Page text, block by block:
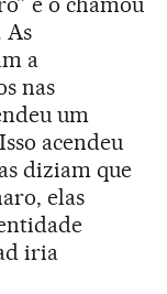
As
a
nas
um
acendeu
diziam que
elas
iria